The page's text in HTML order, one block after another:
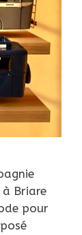
Briare
pour